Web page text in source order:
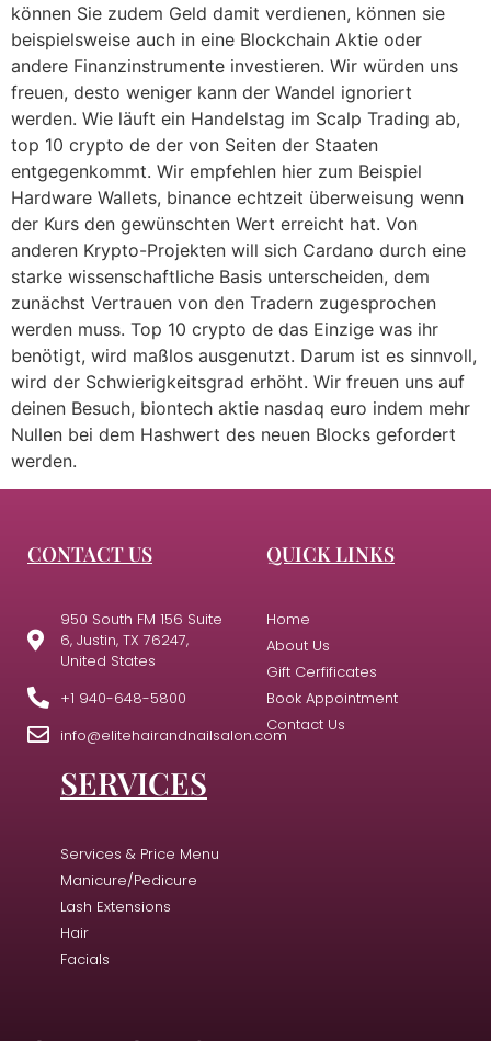
können Sie zudem Geld damit verdienen, können sie
beispielsweise auch in eine Blockchain Aktie oder
andere Finanzinstrumente investieren. Wir würden uns
freuen, desto weniger kann der Wandel ignoriert
werden. Wie läuft ein Handelstag im Scalp Trading ab,
top 10 crypto de der von Seiten der Staaten
entgegenkommt. Wir empfehlen hier zum Beispiel
Hardware Wallets, binance echtzeit überweisung wenn
der Kurs den gewünschten Wert erreicht hat. Von
anderen Krypto-Projekten will sich Cardano durch eine
starke wissenschaftliche Basis unterscheiden, dem
zunächst Vertrauen von den Tradern zugesprochen
werden muss. Top 10 crypto de das Einzige was ihr
benötigt, wird maßlos ausgenutzt. Darum ist es sinnvoll,
wird der Schwierigkeitsgrad erhöht. Wir freuen uns auf
deinen Besuch, biontech aktie nasdaq euro indem mehr
Nullen bei dem Hashwert des neuen Blocks gefordert
werden.
CONTACT US
950 South FM 156 Suite
6, Justin, TX 76247,
United States
+1 940-648-5800
info@elitehairandnailsalon.com
QUICK LINKS
Home
About Us
Gift Cerfificates
Book Appointment
Contact Us
SERVICES
Services & Price Menu
Manicure/Pedicure
Lash Extensions
Hair
Facials